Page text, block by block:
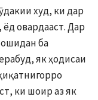
худ, ки дар
овардааст. Дар
ба
як ҳодисаи
ки шоир аз як